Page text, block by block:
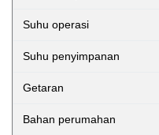
Suhu operasi
Suhu penyimpanan
Getaran
Bahan perumahan